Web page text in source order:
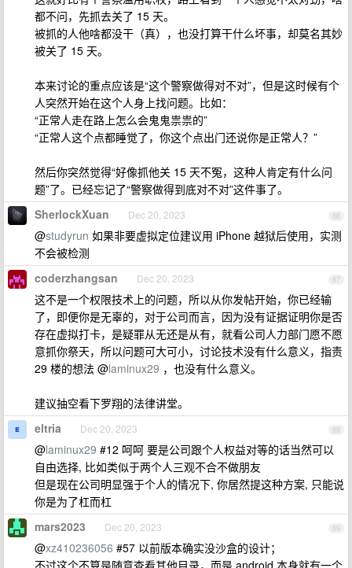
都不问，先抓去关了 15 天。
被抓的人他啥都没干（真），也没打算干什么坏事，却莫名其妙
被关了 15 天。
本来讨论的重点应该是“这个警察做得对不对”，但是这时候有个
人突然开始在这个人身上找问题。比如：
“正常人走在路上怎么会鬼鬼祟祟的”
“正常人这个点都睡觉了，你这个点出门还说你是正常人？”
然后你突然觉得“好像抓他关 15 天不冤，这种人肯定有什么问
题”了。已经忘记了“警察做得到底对不对”这件事了。
66
SherlockXuan Dec 20, 2023
@studyrun 如果非要虚拟定位建议用 iPhone 越狱后使用，实测
不会被检测
67
coderzhangsan Dec 20, 2023
这不是一个权限技术上的问题，所以从你发帖开始，你已经输
了，即便你是无辜的，对于公司而言，因为没有证据证明你是否
存在虚拟打卡，是疑罪从无还是从有，就看公司人力部门愿不愿
意抓你祭天，所以问题可大可小，讨论技术没有什么意义，指责
29 楼的想法 @laminux29 ，也没有什么意义。
建议抽空看下罗翔的法律讲堂。
68
eltria Dec 20, 2023
@laminux29 #12 呵呵 要是公司跟个人权益对等的话当然可以
自由选择, 比如类似于两个人三观不合不做朋友
但是现在公司明显强于个人的情况下, 你居然提这种方案, 只能说
你是为了杠而杠
69
mars2023 Dec 20, 2023
@xz410236056 #57 以前版本确实没沙盒的设计；
不过这个不算是随意查看其他目录，而是 android 本身就有一个